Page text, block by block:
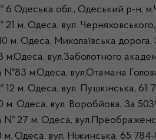
6 Одеська обл., Одеський р-н,
м. Одеса, вул.
Одеса, Миколаївська дорога,
вул.Заболотного
м.Одеса, вул.Отамана
м. Одеса, вул. Пушкінська, 61
Одеса, вул. Воробйова, 3а
27 м. Одеса,
Одеса, вул. Ніжинська, 65 784-